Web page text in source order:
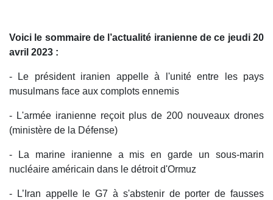
Voici le sommaire de l’actualité iranienne de ce jeudi 20
avril 2023 :
- Le président iranien appelle à l'unité entre les pays
musulmans face aux complots ennemis
- L'armée iranienne reçoit plus de 200 nouveaux drones
(ministère de la Défense)
- La marine iranienne a mis en garde un sous-marin
nucléaire américain dans le détroit d'Ormuz
- L’Iran appelle le G7 à s'abstenir de porter de fausses